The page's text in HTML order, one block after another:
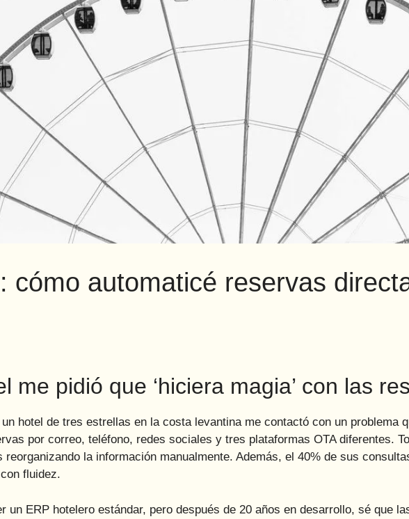
cómo automaticé reservas
me pidió que ‘hiciera magia’ con las
hotel de tres estrellas en la costa levantina me contactó con un problema
por correo, teléfono, redes sociales y tres plataformas OTA diferentes.
reorganizando la información manualmente. Además, el 40% de sus
fluidez.
un ERP hotelero estándar, pero después de 20 años en desarrollo, sé que